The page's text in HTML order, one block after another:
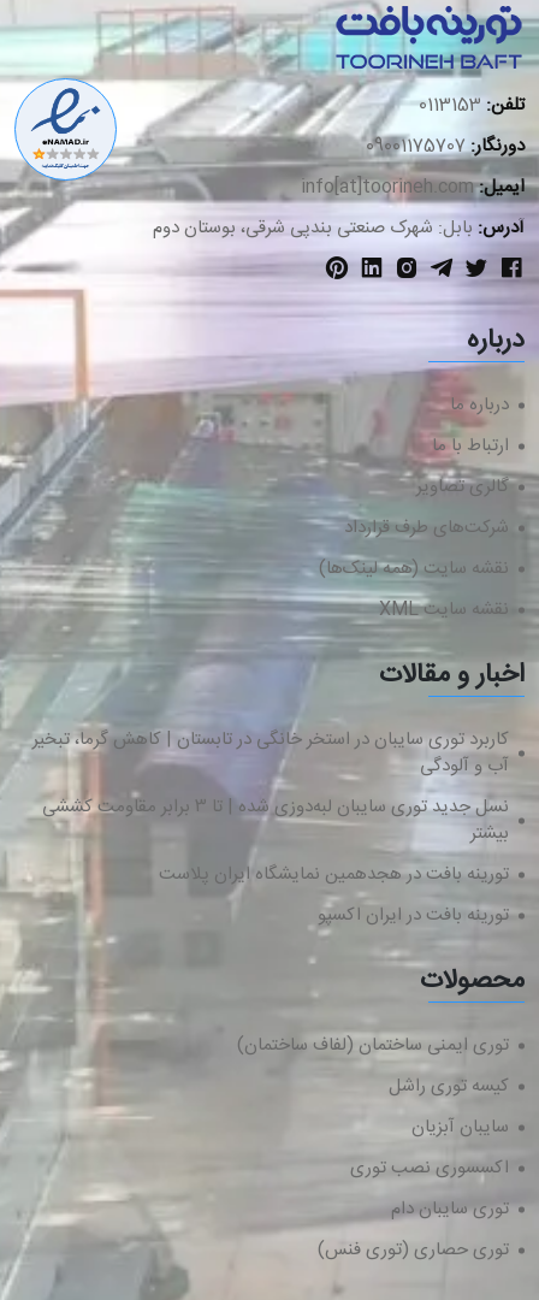
تلفن: 0113153
دورنگار:09001175707
ایمیل:info[at]toorineh.com
آدرس: بابل: شهرک صنعتی بندپی شرقی، بوستان دوم
درباره
درباره ما
ارتباط با ما
گالری تصاویر
شرکت‌های طرف قرارداد
نقشه سایت (همه لینک‌ها)
نقشه سایت XML
اخبار و مقالات
کاربرد توری سایبان در استخر خانگی در تابستان | کاهش گرما، تبخیر
آب و آلودگی
نسل جدید توری سایبان لبه‌دوزی شده | تا ۳ برابر مقاومت کششی
بیشتر
تورینه بافت در هجدهمین نمایشگاه ایران پلاست
تورینه بافت در ایران اکسپو
محصولات
توری ایمنی ساختمان (لفاف ساختمان)
کیسه توری راشل
سایبان آبزیان
اکسسوری نصب توری
توری سایبان دام
توری حصاری (توری فنس)